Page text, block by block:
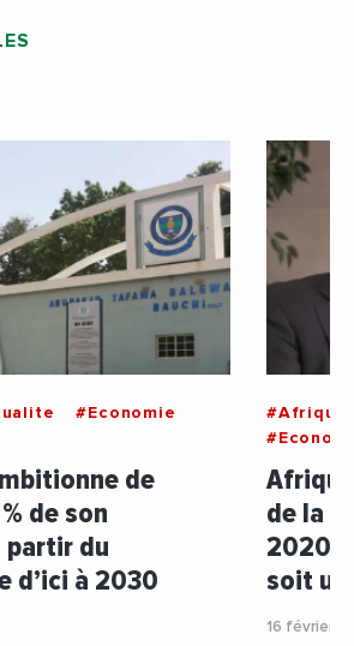
#Economie
de
de son
du
d’ici à 2030
#Afrique
de la
2020
soit
16 février